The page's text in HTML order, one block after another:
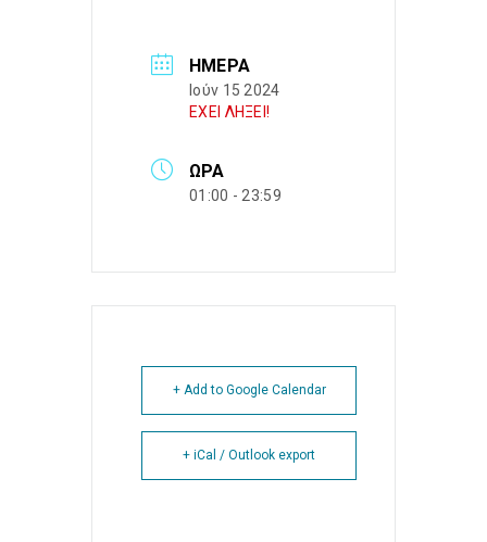
ΗΜΈΡΑ
Ιούν 15 2024
ΕΧΕΙ ΛΗΞΕΙ!
ΏΡΑ
01:00 - 23:59
+ Add to Google Calendar
+ iCal / Outlook export